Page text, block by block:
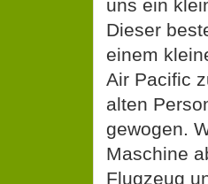
einem
Air Pacific
alten
gewogen.
Maschine
Flugzeug